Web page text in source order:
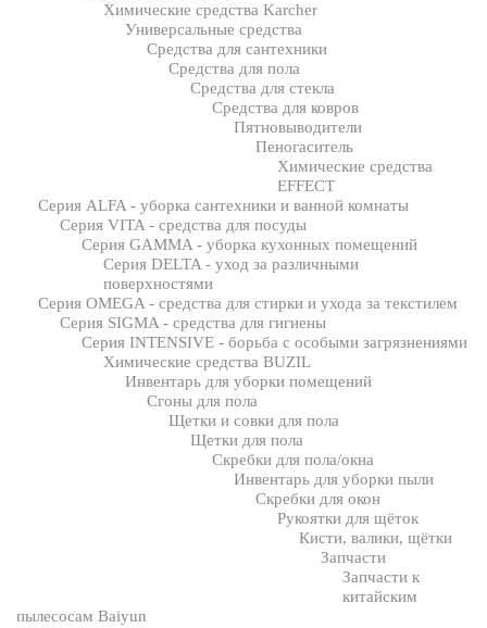
Химические средства Karcher
Универсальные средства
Средства для сантехники
Средства для пола
Средства для стекла
Средства для ковров
Пятновыводители
Пеногаситель
Химические средства
EFFECT
Серия ALFA - уборка сантехники и ванной комнаты
Серия VITA - средства для посуды
Серия GAMMA - уборка кухонных помещений
Серия DELTA - уход за различными
поверхностями
Серия OMEGA - средства для стирки и ухода за текстилем
Серия SIGMA - средства для гигиены
Серия INTENSIVE - борьба с особыми загрязнениями
Химические средства BUZIL
Инвентарь для уборки помещений
Сгоны для пола
Щетки и совки для пола
Щетки для пола
Скребки для пола/окна
Инвентарь для уборки пыли
Скребки для окон
Рукоятки для щёток
Кисти, валики, щётки
Запчасти
Запчасти к
китайским
пылесосам Baiyun